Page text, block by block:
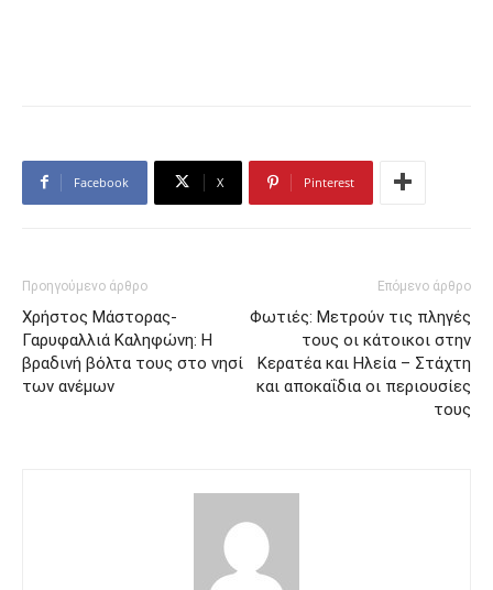
Facebook X Pinterest
Προηγούμενο άρθρο
Χρήστος Μάστορας-
Γαρυφαλλιά Καληφώνη: Η
βραδινή βόλτα τους στο νησί
των ανέμων
Επόμενο άρθρο
Φωτιές: Μετρούν τις πληγές
τους οι κάτοικοι στην
Κερατέα και Ηλεία – Στάχτη
και αποκαΐδια οι περιουσίες
τους